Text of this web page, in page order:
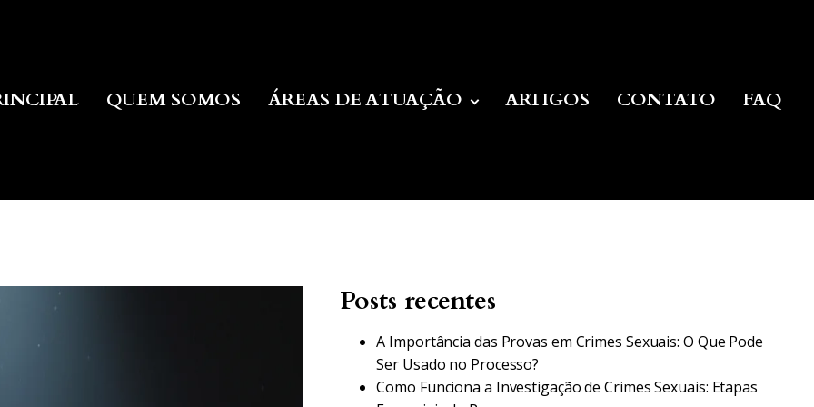
QUEM SOMOS ÁREAS DE ATUAÇÃO ARTIGOS CONTATO FAQ
Posts recentes
A Importância das Provas em Crimes Sexuais: O Que Pode
Ser Usado no Processo?
Como Funciona a Investigação de Crimes Sexuais: Etapas